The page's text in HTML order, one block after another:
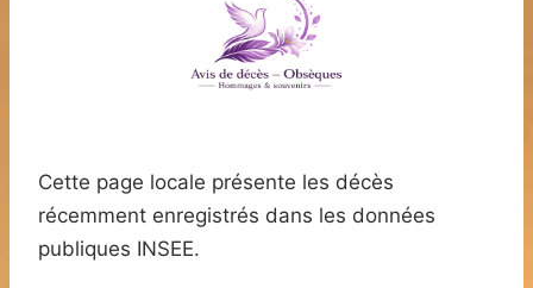
Cette page locale présente les décès
récemment enregistrés dans les données
publiques INSEE.